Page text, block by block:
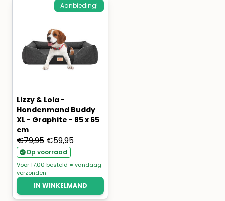
Aanbieding!
Lizzy & Lola -
Hondenmand Buddy
XL - Graphite - 85 x 65
cm
€79,95 Oorspronkelijke
prijs
was:
€79,95.
€59,95Huidige
is:
€59,95.
Op voorraad
Voor 17.00 besteld = vandaag
verzonden
IN WINKELMAND